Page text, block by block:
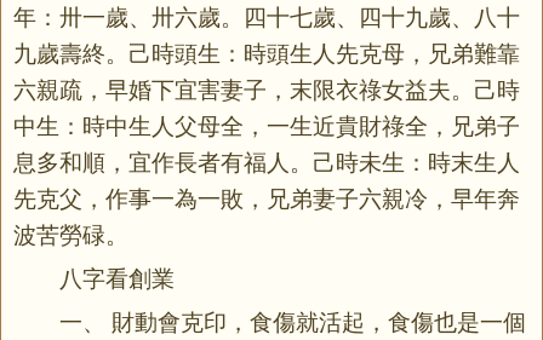
年：卅一歲、卅六歲。四十七歲、四十九歲、八十
九歲壽終。己時頭生：時頭生人先克母，兄弟難靠
六親疏，早婚下宜害妻子，末限衣祿女益夫。己時
中生：時中生人父母全，一生近貴財祿全，兄弟子
息多和順，宜作長者有福人。己時未生：時末生人
先克父，作事一為一敗，兄弟妻子六親冷，早年奔
波苦勞碌。
八字看創業
一、 財動會克印，食傷就活起，食傷也是一個